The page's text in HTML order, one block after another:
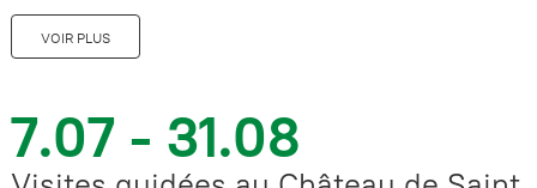
VOIR PLUS
7.07 - 31.08